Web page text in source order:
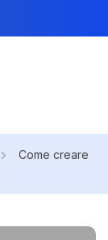
Come creare